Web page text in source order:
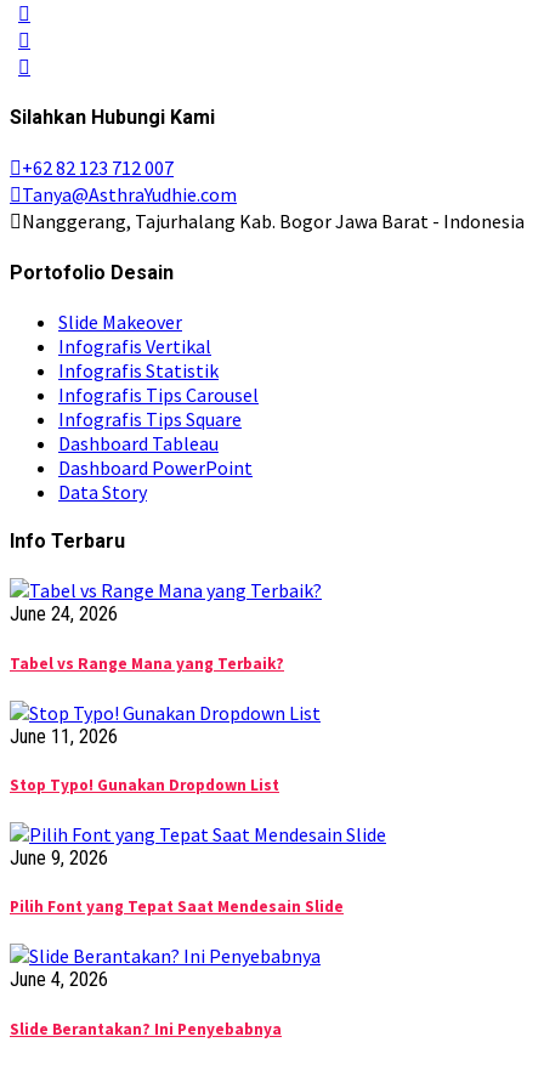
Silahkan Hubungi Kami
+62 82 123 712 007
Tanya@AsthraYudhie.com
Nanggerang, Tajurhalang Kab. Bogor Jawa Barat - Indonesia
Portofolio Desain
Slide Makeover
Infografis Vertikal
Infografis Statistik
Infografis Tips Carousel
Infografis Tips Square
Dashboard Tableau
Dashboard PowerPoint
Data Story
Info Terbaru
June 24, 2026
Tabel vs Range Mana yang Terbaik?
June 11, 2026
Stop Typo! Gunakan Dropdown List
June 9, 2026
Pilih Font yang Tepat Saat Mendesain Slide
June 4, 2026
Slide Berantakan? Ini Penyebabnya